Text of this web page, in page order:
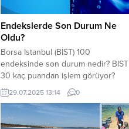
Endekslerde Son Durum Ne
Oldu?
Borsa İstanbul (BİST) 100
endeksinde son durum nedir? BIST
30 kaç puandan işlem görüyor?
İşte detaylar… BİST 100 Endeksi
dün 10.542 puandan kapattı. BIST
100 endeksi sabah açılışta 10.555
puandan işlem görmeye başladı.
29.07.2025 13:14 0